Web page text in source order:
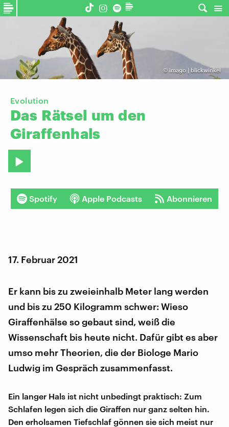
© imago | blickwinkel
Evolution
Das Rätsel um den
Giraffenhals
Spotify Apple Podcasts Abonnieren
17. Februar 2021
Er kann bis zu zweieinhalb Meter lang werden
und bis zu 250 Kilogramm schwer: Wieso
Giraffenhälse so gebaut sind, weiß die
Wissenschaft bis heute nicht. Dafür gibt es aber
umso mehr Theorien, die der Biologe Mario
Ludwig im Gespräch zusammenfasst.
Ein langer Hals ist nicht unbedingt praktisch: Zum
Schlafen legen sich die Giraffen nur ganz selten hin.
Den erholsamen Tiefschlaf gönnen sie sich meist nur